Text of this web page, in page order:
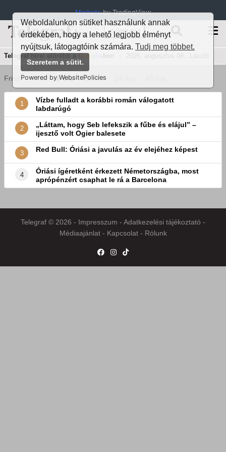
Weboldalunkon sütiket használunk annak
érdekében, hogy a lehető legjobb élményt
nyújtsuk, látogagtóink számára. Tudj meg többet.
Szeretem a sütit.
Powered by WebsitePolicies
Marketsby TradingView
🌙 Sötét mód
Telegraf hírei előrébb a oo
Friss 4 óra 8 óra 12 óra
1
Vízbe fulladt a korábbi román válogatott
labdarúgó
2
„Láttam, hogy Seb lefekszik a fűbe és elájul” –
ijesztő volt Ogier balesete
3 Red Bull: Óriási a javulás az év elejéhez képest
4
Óriási ígéretként érkezett Németországba, most
aprópénzért csaphat le rá a Barcelona
Telegraf © 2026 - Impresszum - Adatkezelési tájékoztató -
Médiaajánlat- Kapcsolat- Rólunk